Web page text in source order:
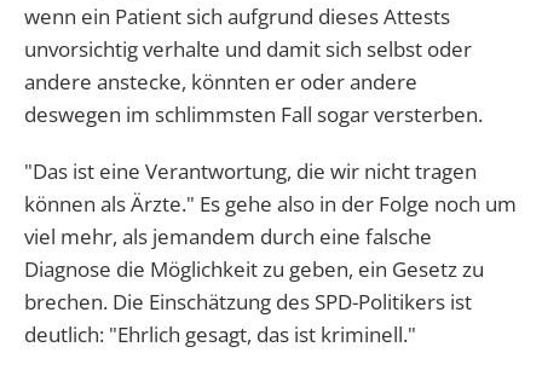
wenn ein Patient sich aufgrund dieses Attests
unvorsichtig verhalte und damit sich selbst oder
andere anstecke, könnten er oder andere
deswegen im schlimmsten Fall sogar versterben.
"Das ist eine Verantwortung, die wir nicht tragen
können als Ärzte." Es gehe also in der Folge noch um
viel mehr, als jemandem durch eine falsche
Diagnose die Möglichkeit zu geben, ein Gesetz zu
brechen. Die Einschätzung des SPD-Politikers ist
deutlich: "Ehrlich gesagt, das ist kriminell."